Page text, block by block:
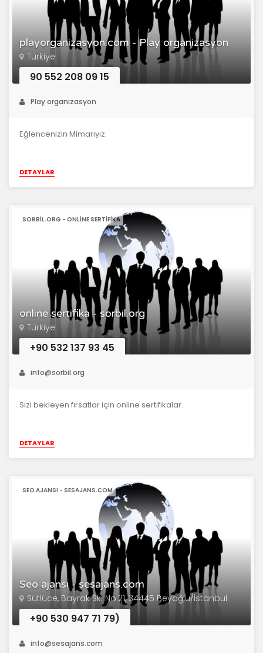
playorganizasyon.com - Play organizasyon
Türkiye
90 552 208 09 15
Play organizasyon
Eğlencenizin Mimarıyız.
DETAYLAR
online sertifika - sorbil.org
SORBIL.ORG - ONLINE SERTIFIKA
Türkiye
+90 532 137 93 45
info@sorbil.org
Sizi bekleyen fırsatlar için online sertifikalar.
DETAYLAR
Seo ajansı - sesajans.com
SEO AJANSI - SESAJANS.COM
Sütlüce, Bayrak Sk. No:21, 34445 Beyoğlu/İstanbul
+90 530 947 71 79)
info@sesajans.com